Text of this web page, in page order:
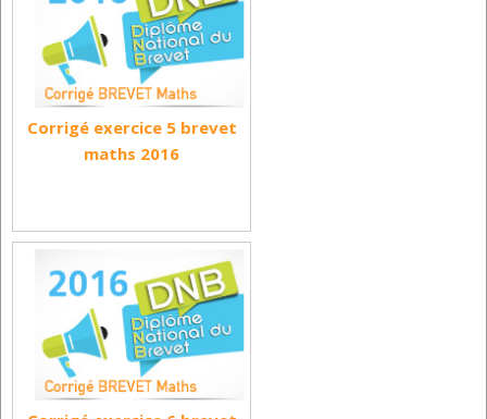
Corrigé exercice 5 brevet
maths 2016